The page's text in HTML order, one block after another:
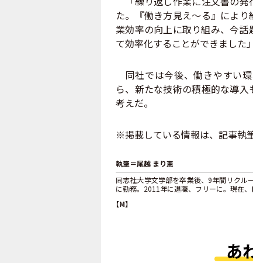
た。『働き方見え～る』によ
業効率の向上に取り組み、今
て効率化することができました」
同社では今後、働きやすい
ら、新たな技術の積極的な導
考えだ。
※掲載している情報は、記事執
執筆＝尾越 まり恵
同志社大学文学部を卒業後、9年間リクル
に勤務。2011年に退職、フリーに。現在
【M】
あ